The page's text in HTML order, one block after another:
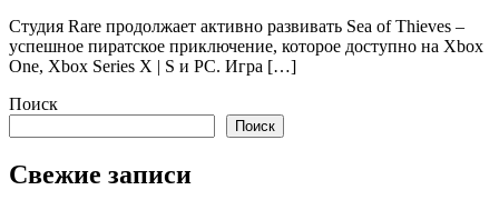
Студия Rare продолжает активно развивать Sea of Thieves –
успешное пиратское приключение, которое доступно на Xbox
One, Xbox Series X | S и PC. Игра […]
Поиск
Поиск
Свежие записи